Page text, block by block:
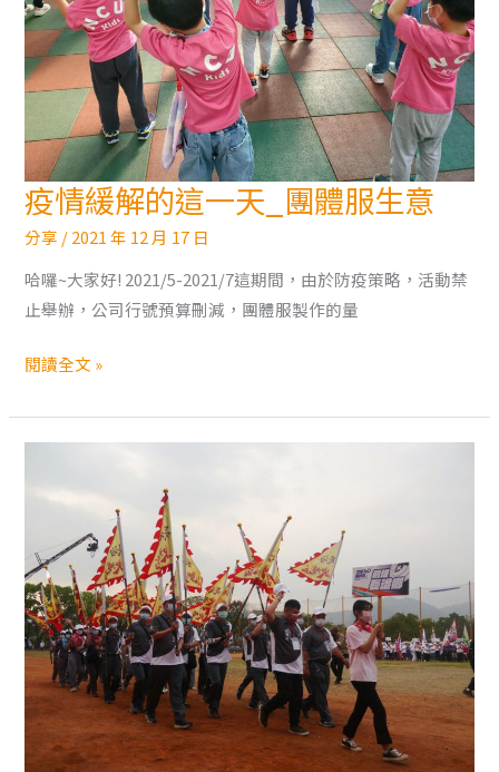
成
成
衣
作
～
疫情緩解的這一天_團體服生意
分享 /2021 年 12 月 17 日
哈囉~大家好! 2021/5-2021/7這期間，由於防疫策略，活動禁
止舉辦，公司行號預算刪減，團體服製作的量
疫
情
解
的
一
_
生
意
閱讀全文 »